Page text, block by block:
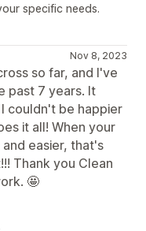
specific needs.
Nov 8, 2023
so far, and I've
past 7 years. It
couldn't be happier
it all! When your
easier, that's
Thank you Clean
🤩